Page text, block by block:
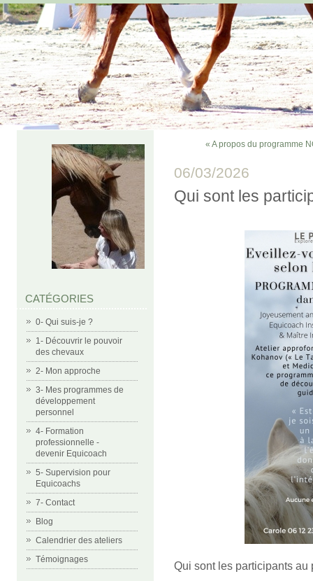
CATÉGORIES
0- Qui suis-je ?
1- Découvrir le pouvoir
des chevaux
2- Mon approche
3- Mes programmes de
développement
personnel
4- Formation
professionnelle -
devenir Equicoach
5- Supervision pour
Equicoachs
7- Contact
Blog
Calendrier des ateliers
Témoignages
« A propos du programme
06/03/2026
Qui sont les
Qui sont les participants au